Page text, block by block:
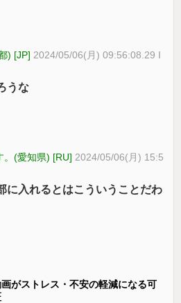
) [JP] 2024/05/06(月) 09:56:08.29 I
うな
。(愛知県) [RU] 2024/05/06(月) 15:5
に入れるとはこういうことだわ
画がストレス・不安の軽減になる可